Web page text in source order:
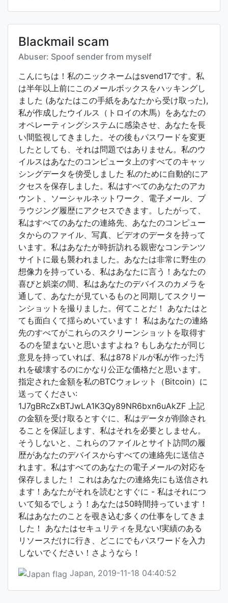
Blackmail scam
Abuser: Spoof sender from myself
こんにちは！私のニックネームはsvend17です。私
は半年以上前にこのメールボックスをハッキングし
ました (あなたはこの手紙をあなたから受け取った),
私が作成したウイルス（トロイの木馬）をあなたの
オペレーティングシステムに感染させ、あなたを長
い間監視してきました。その後もパスワードを変更
したとしても、それは問題ではありません。私のウ
イルスはあなたのコンピュータ上のすべてのキャッ
シングデータを傍受しました 私のために自動的にア
クセスを保存しました。私はすべてのあなたのアカ
ウント、ソーシャルネットワーク、電子メール、ブ
ラウジング履歴にアクセスできます。したがって、
私はすべてのあなたの連絡先、あなたのコンピュー
タからのファイル、写真、ビデオのデータを持って
います。私はあなたが時折訪れる親密なコンテンツ
サイトに最も襲われました。あなたは非常に野生の
想像力を持っている、私はあなたに言う！あなたの
喜びと娯楽の間、私はあなたのデバイスのカメラを
通して、あなたが見ているものと同期してスクリー
ンショットを撮りました。何てことだ！ あなたはと
ても面白くて揺らめいています！ 私はあなたの連絡
先のすべてがこれらのスクリーンショットを取得す
るのを望まないと思いますよね？もしあなたが同じ
意見を持っていれば、私は878ドルが私が作った汚
れを破壊するのにかなり公正な価格だと思います。
指定された金額を私のBTCウォレット（Bitcoin）に
送ってください:
1J7gBRcZxBTJwLA1K3Qy89NR6bxn6uAkZF 上記
の金額を受け取るとすぐに、私はデータが削除され
ることを保証します、私はそれを必要としません。
そうしないと、これらのファイルとサイト訪問の履
歴があなたのデバイスからすべての連絡先に送信さ
れます。私はすべてのあなたの電子メールの対応を
保存しました！ これはあなたの連絡先にも送信され
ます！あなたがそれを読むとすぐに - 私はそれにつ
いて知るでしょう！あなたは50時間持っています！
私はあなたのことを覗き込む多くの仕事をしてきま
した！ あなたはセキュリティを見ない!実績のある
リソースだけに行き、どこにでもパスワードを入力
しないでください！さようなら！
Japan, 2019-11-18 04:40:52